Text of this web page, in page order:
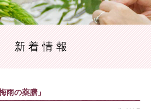
新着情報
雨の薬膳」